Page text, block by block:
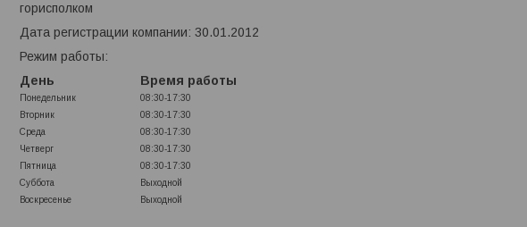
горисполком
Дата регистрации компании: 30.01.2012
Режим работы:
День
Время работы
Понедельник
08:30-17:30
Вторник
08:30-17:30
Среда
08:30-17:30
Четверг
08:30-17:30
Пятница
08:30-17:30
Суббота
Выходной
Воскресенье
Выходной